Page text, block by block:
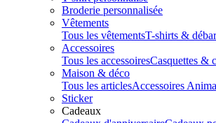
Broderie personnalisée
Vêtements
Tous les vêtementsT-shirts &
Accessoires
Tous les accessoiresCasquettes &
Maison & déco
Tous les articlesAccessoires
Sticker
Cadeaux